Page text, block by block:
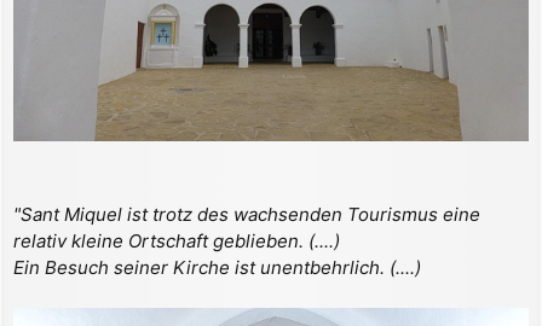
"Sant Miquel ist trotz des wachsenden Tourismus eine
relativ kleine Ortschaft geblieben. (....)
Ein Besuch seiner Kirche ist unentbehrlich. (....)